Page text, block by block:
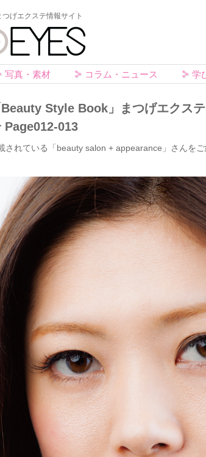
げエクステ情報サイト
写真・素材 コラム・ニュース 学
Beauty Style Book」まつげエクス
Page012-013
されている「beauty salon + appearance」さんをご